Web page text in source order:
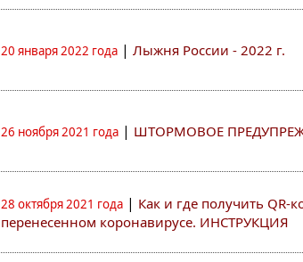
20 января 2022 года | Лыжня России - 2022 г.
26 ноября 2021 года | ШТОРМОВОЕ
28 октября 2021 года | Как и где получить QR-
перенесенном коронавирусе. ИНСТРУКЦИЯ